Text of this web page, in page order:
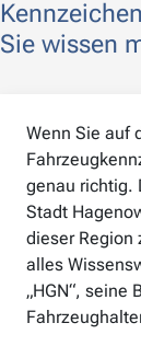
Sie wissen
Wenn Sie auf
genau richtig.
Stadt
dieser Region
alles
„HGN“,